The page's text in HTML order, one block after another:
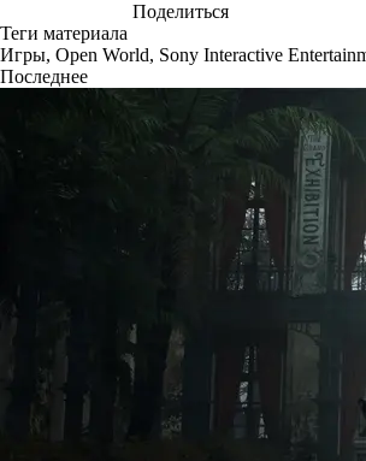
Поделиться
Теги материала
Игры, Open World, Sony Interactive
Последнее